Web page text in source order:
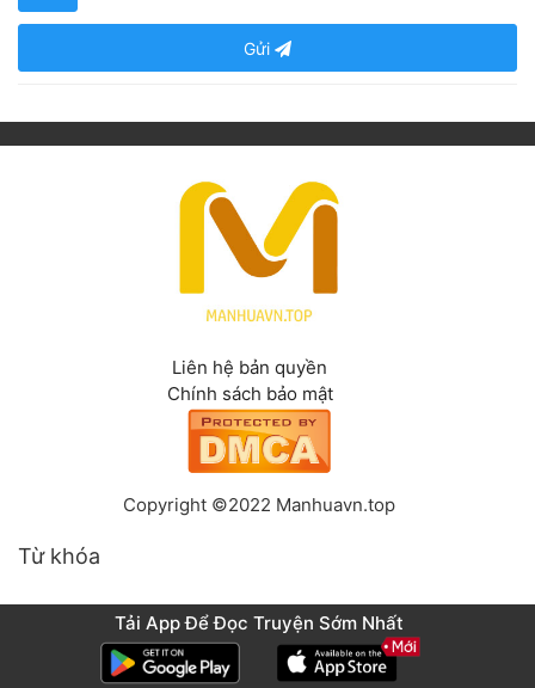
Gửi
Liên hệ bản quyền
Chính sách bảo mật
Copyright ©2022 Manhuavn.top
Từ khóa
Tải App Để Đọc Truyện Sớm Nhất